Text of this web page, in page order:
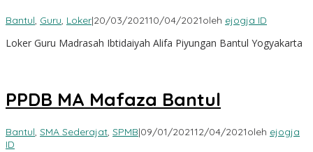
Bantul, Guru, Loker|20/03/202110/04/2021oleh ejogja ID
Loker Guru Madrasah Ibtidaiyah Alifa Piyungan Bantul Yogyakarta
PPDB MA Mafaza Bantul
Bantul, SMA Sederajat, SPMB|09/01/202112/04/2021oleh ejogja
ID